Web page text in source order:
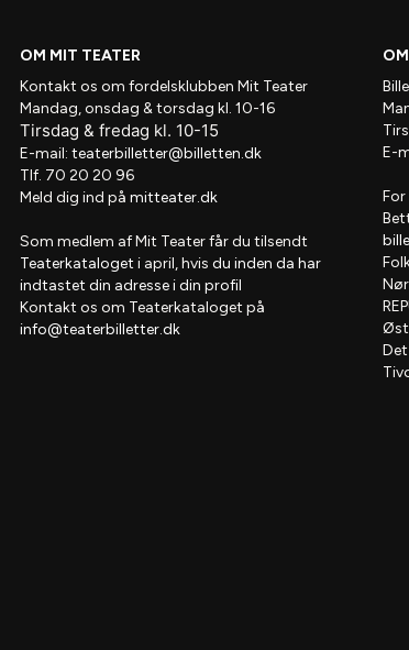
OM MIT TEATER
Kontakt os om fordelsklubben Mit Teater
Mandag, onsdag & torsdag kl. 10-16
Tirsdag & fredag kl. 10-15
E-mail: teaterbilletter@billetten.dk
Tlf. 70 20 20 96
Meld dig ind på mitteater.dk
Som medlem afMit Teaterfår du tilsendt
Teaterkataloget i april, hvis du inden da har
indtastet din adresse i din profil
Kontakt os om Teaterkataloget på
info@teaterbilletter.dk
E-